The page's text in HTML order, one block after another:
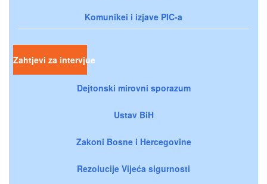
Komunikei i izjave PIC-a
Zahtjevi za intervjue
Dejtonski mirovni sporazum
Ustav BiH
Zakoni Bosne i Hercegovine
Rezolucije Vijeća sigurnosti